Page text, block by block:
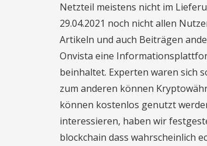
Netzteil meistens nicht im
29.04.2021 noch nicht allen
Artikeln und auch Beiträgen
Onvista eine
beinhaltet. Experten waren sich
zum anderen können
können kostenlos genutzt
interessieren, haben wir
blockchain dass wahrscheinlich